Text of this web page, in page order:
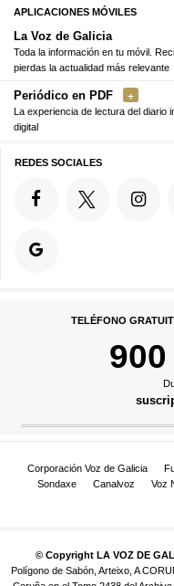
APLICACIONES MÓVILES
La Voz de Galicia
Toda la información en tu móvil.
pierdas la actualidad más relevante
Periódico en PDF
La experiencia de lectura del diario
digital
REDES SOCIALES
TELÉFONO
Corporación Voz de Galicia
Sondaxe
Canalvoz Voz
© Copyright LA VOZ DE
Polígono de Sabón, Arteixo, A